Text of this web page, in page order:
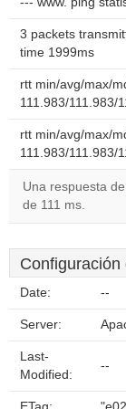
3 packets
time 1999ms
rtt min/avg/max/
111.983/111.983/
rtt min/avg/max/
111.983/111.983/
Una respuesta
de 111 ms.
Configuración
Date: --
Server:
Last-
Modified:
--